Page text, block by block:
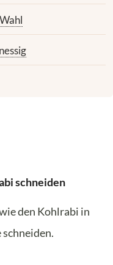
schneiden
den Kohlrabi in